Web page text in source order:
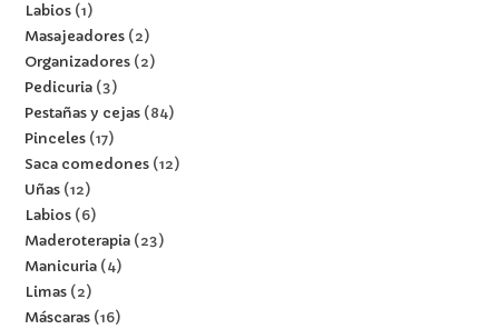
Labios 1
Masajeadores 2
Organizadores 2
Pedicuria 3
Pestañas y cejas 84
Pinceles 17
Saca comedones 12
Uñas 12
Labios 6
Maderoterapia 23
Manicuria 4
Limas 2
Máscaras 16